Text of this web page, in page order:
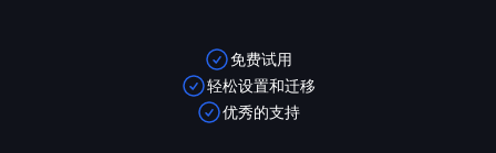
免费试用
轻松设置和迁移
优秀的支持